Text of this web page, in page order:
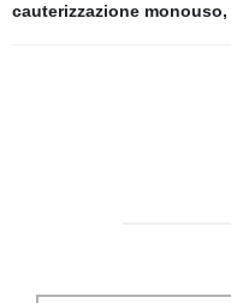
cauterizzazione monouso,